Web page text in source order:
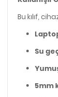
Bu kılıf,
Su
5mm